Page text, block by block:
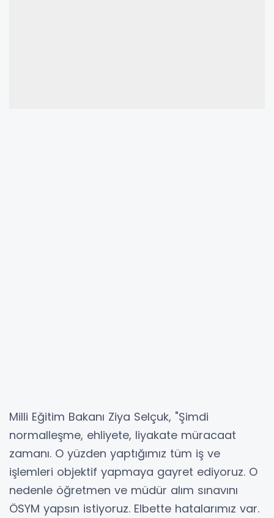
Milli Eğitim Bakanı Ziya Selçuk, "Şimdi
normalleşme, ehliyete, liyakate müracaat
zamanı. O yüzden yaptığımız tüm iş ve
işlemleri objektif yapmaya gayret ediyoruz. O
nedenle öğretmen ve müdür alım sınavını
ÖSYM yapsın istiyoruz. Elbette hatalarımız var.